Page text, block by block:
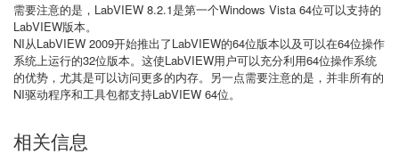
需要注意的是，LabVIEW 8.2.1是第一个Windows Vista 64位可以支持的
LabVIEW版本。
NI从LabVIEW 2009开始推出了LabVIEW的64位版本以及可以在64位操作
系统上运行的32位版本。这使LabVIEW用户可以充分利用64位操作系统
的优势，尤其是可以访问更多的内存。另一点需要注意的是，并非所有的
NI驱动程序和工具包都支持LabVIEW 64位。
相关信息